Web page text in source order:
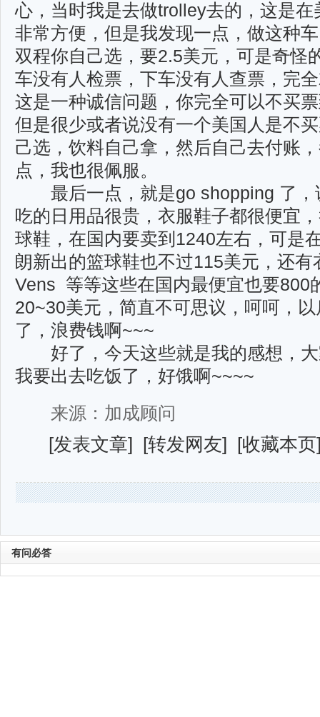
心，当时我是去做trolley去的，这是
非常方便，但是我发现一点，做这种
双程你自己选，要2.5美元，可是奇怪
车没有人检票，下车没有人查票，完
这是一种诚信问题，你完全可以不买
但是很少或者说没有一个美国人是不
己选，饮料自己拿，然后自己去付账
点，我也很佩服。
最后一点，就是go shopping 了，
吃的日用品很贵，衣服鞋子都很便宜
球鞋，在国内要卖到1240左右，可是
朗新出的篮球鞋也不过115美元，还
Vens 等等这些在国内最便宜也要800
20~30美元，简直不可思议，呵呵，
了，浪费钱啊~~~
好了，今天这些就是我的感想，大
我要出去吃饭了，好饿啊~~~~
来源：加成顾问
[发表文章] [转发网友] [收藏本页
有问必答